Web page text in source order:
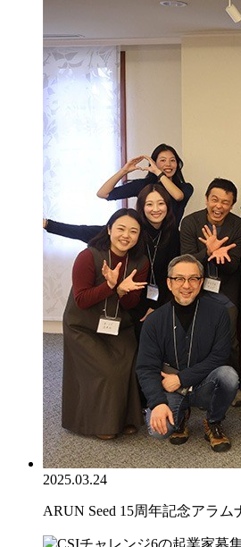
2025.03.24
ARUN Seed 15周年記念アラ